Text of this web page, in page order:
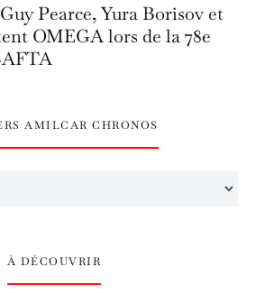
Pearce, Yura Borisov et
OMEGA lors de la 78e
AMILCAR CHRONOS
À DÉCOUVRIR